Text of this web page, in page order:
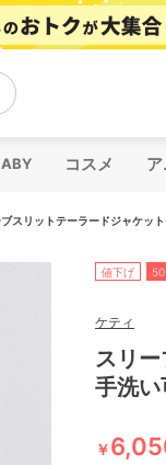
コスメ
ブスリットテーラードジャケッ
値下げ
ケティ
スリ
手洗
￥